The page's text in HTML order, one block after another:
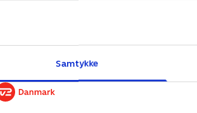
Samtykke
naturaktivisterne Kris og Doug
deres kamp for at bevare et af de
kloden.